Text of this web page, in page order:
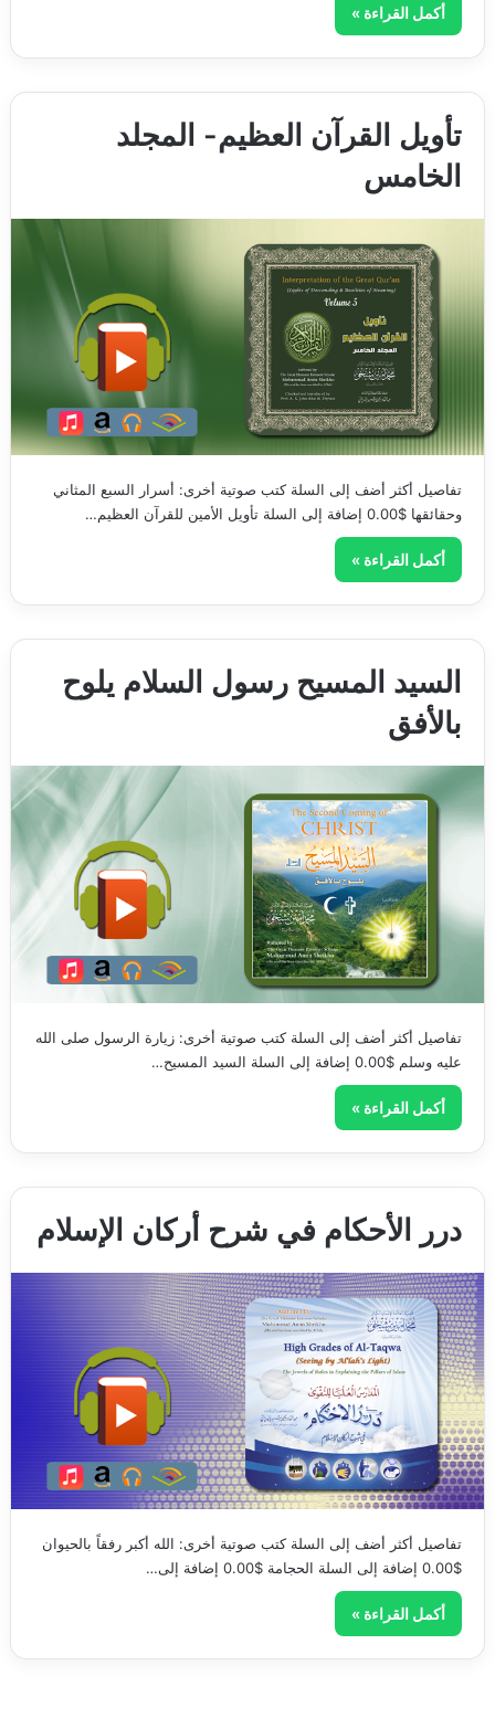
أكمل القراءة »
تأويل القرآن العظيم- المجلد
الخامس
تفاصيل أكثر أضف إلى السلة كتب صوتية أخرى: أسرار السبع المثاني
وحقائقها $0.00 إضافة إلى السلة تأويل الأمين للقرآن العظيم…
أكمل القراءة »
السيد المسيح رسول السلام يلوح
بالأفق
تفاصيل أكثر أضف إلى السلة كتب صوتية أخرى: زيارة الرسول صلى الله
عليه وسلم $0.00 إضافة إلى السلة السيد المسيح…
أكمل القراءة »
درر الأحكام في شرح أركان الإسلام
تفاصيل أكثر أضف إلى السلة كتب صوتية أخرى: الله أكبر رفقاً بالحيوان
$0.00 إضافة إلى السلة الحجامة $0.00 إضافة إلى…
أكمل القراءة »